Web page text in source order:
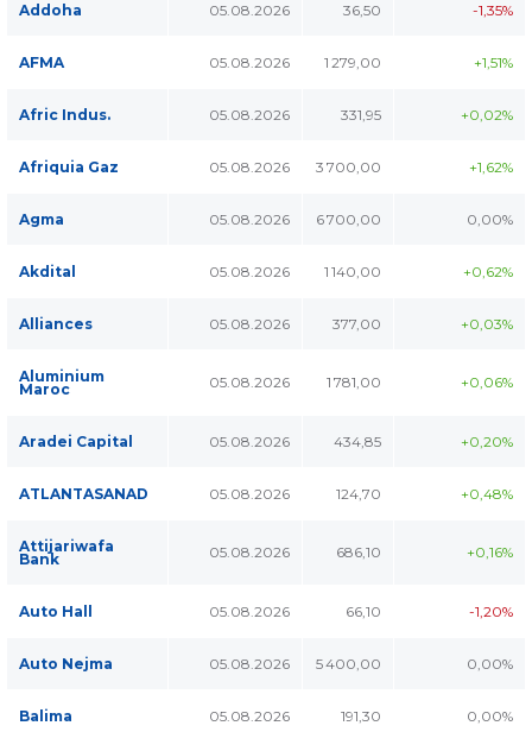
Addoha 05.08.2026 36,50 -1,35%
AFMA 05.08.2026 1 279,00 +1,51%
Afric Indus. 05.08.2026 331,95 +0,02%
Afriquia Gaz 05.08.2026 3 700,00 +1,62%
Agma 05.08.2026 6 700,00 0,00%
Akdital 05.08.2026 1 140,00 +0,62%
Alliances 05.08.2026 377,00 +0,03%
Aluminium
Maroc 05.08.2026 1 781,00 +0,06%
Aradei Capital 05.08.2026 434,85 +0,20%
ATLANTASANAD 05.08.2026 124,70 +0,48%
Attijariwafa
Bank 05.08.2026 686,10 +0,16%
Auto Hall 05.08.2026 66,10 -1,20%
Auto Nejma 05.08.2026 5 400,00 0,00%
Balima 05.08.2026 191,30 0,00%